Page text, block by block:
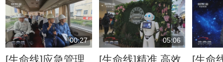
00:27
[生命线]应急管理
05:06
[生命线]精准 高效
[生命